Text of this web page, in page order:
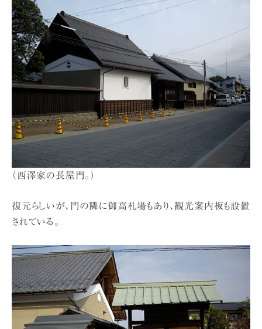
（西澤家の長屋門。）
復元らしいが、門の隣に御高札場もあり、観光案内板も設置
されている。